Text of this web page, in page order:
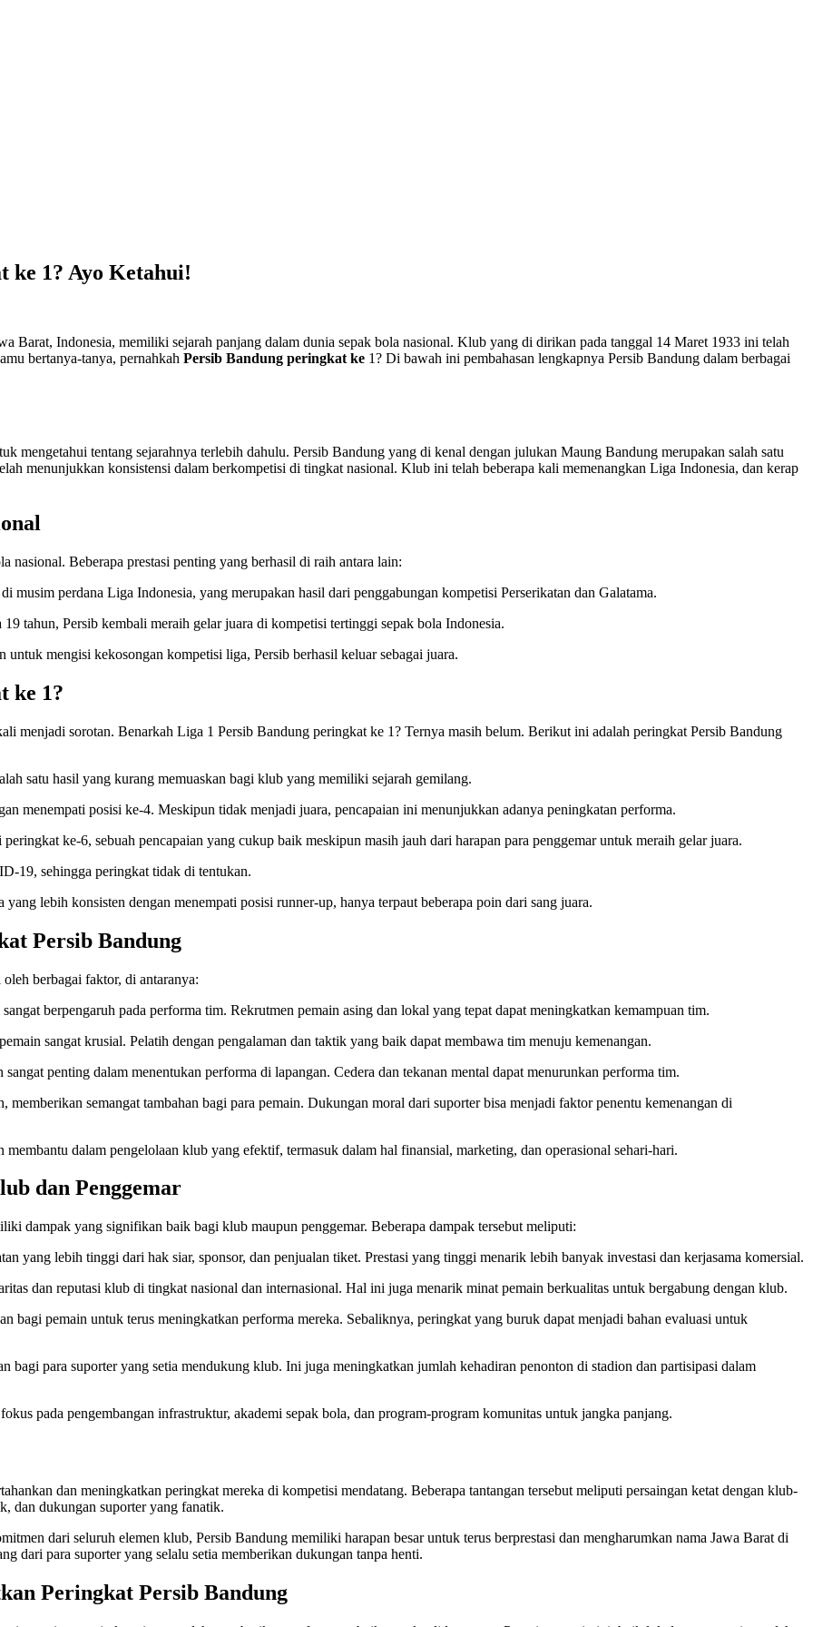
ke 1? Ayo Ketahui!
Barat, Indonesia, memiliki sejarah panjang dalam dunia sepak bola nasional. Klub yang di dirikan pada tanggal 14 Maret 1933 ini telah
bertanya-tanya, pernahkah Persib Bandung peringkat ke 1? Di bawah ini pembahasan lengkapnya Persib Bandung dalam berbagai
mengetahui tentang sejarahnya terlebih dahulu. Persib Bandung yang di kenal dengan julukan Maung Bandung merupakan salah satu
menunjukkan konsistensi dalam berkompetisi di tingkat nasional. Klub ini telah beberapa kali memenangkan Liga Indonesia, dan kerap
nasional. Beberapa prestasi penting yang berhasil di raih antara lain:
musim perdana Liga Indonesia, yang merupakan hasil dari penggabungan kompetisi Perserikatan dan Galatama.
tahun, Persib kembali meraih gelar juara di kompetisi tertinggi sepak bola Indonesia.
mengisi kekosongan kompetisi liga, Persib berhasil keluar sebagai juara.
ke 1?
menjadi sorotan. Benarkah Liga 1 Persib Bandung peringkat ke 1? Ternya masih belum. Berikut ini adalah peringkat Persib Bandung
satu hasil yang kurang memuaskan bagi klub yang memiliki sejarah gemilang.
menempati posisi ke-4. Meskipun tidak menjadi juara, pencapaian ini menunjukkan adanya peningkatan performa.
ke-6, sebuah pencapaian yang cukup baik meskipun masih jauh dari harapan para penggemar untuk meraih gelar juara.
19, sehingga peringkat tidak di tentukan.
lebih konsisten dengan menempati posisi runner-up, hanya terpaut beberapa poin dari sang juara.
Persib Bandung
berbagai faktor, di antaranya:
berpengaruh pada performa tim. Rekrutmen pemain asing dan lokal yang tepat dapat meningkatkan kemampuan tim.
sangat krusial. Pelatih dengan pengalaman dan taktik yang baik dapat membawa tim menuju kemenangan.
penting dalam menentukan performa di lapangan. Cedera dan tekanan mental dapat menurunkan performa tim.
semangat tambahan bagi para pemain. Dukungan moral dari suporter bisa menjadi faktor penentu kemenangan di
dalam pengelolaan klub yang efektif, termasuk dalam hal finansial, marketing, dan operasional sehari-hari.
dan Penggemar
dampak yang signifikan baik bagi klub maupun penggemar. Beberapa dampak tersebut meliputi:
yang lebih tinggi dari hak siar, sponsor, dan penjualan tiket. Prestasi yang tinggi menarik lebih banyak investasi dan kerjasama komersial.
dan reputasi klub di tingkat nasional dan internasional. Hal ini juga menarik minat pemain berkualitas untuk bergabung dengan klub.
bagi pemain untuk terus meningkatkan performa mereka. Sebaliknya, peringkat yang buruk dapat menjadi bahan evaluasi untuk
bagi para suporter yang setia mendukung klub. Ini juga meningkatkan jumlah kehadiran penonton di stadion dan partisipasi dalam
pada pengembangan infrastruktur, akademi sepak bola, dan program-program komunitas untuk jangka panjang.
dan meningkatkan peringkat mereka di kompetisi mendatang. Beberapa tantangan tersebut meliputi persaingan ketat dengan klub-
dan dukungan suporter yang fanatik.
dari seluruh elemen klub, Persib Bandung memiliki harapan besar untuk terus berprestasi dan mengharumkan nama Jawa Barat di
dari para suporter yang selalu setia memberikan dukungan tanpa henti.
Peringkat Persib Bandung